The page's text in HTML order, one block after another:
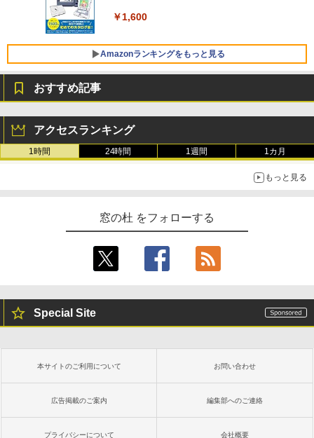
ersonal/Copilotキー搭載/Win 11/15.6型/
Core i5/16GB/SSD 512GB/ホワイト) FM
VWK3E15W_AZ
￥139,880
￥1,600
Amazonランキングをもっと見る
ない、大きな画面で読みやすい、6週間持
続バッテリー、6インチディスプレイ電子
書籍リーダー、マッチャ、16GB、広告な
し
Kindle Paperwhite シグニチャーエディ
るさ自動調整、色調調節ライト、12週間
持続バッテリー、広告なし、メタリック
ブラック
￥27,980
ンチディスプレイ、色調調節ライト、12
週間持続バッテリー、広告なし、ブラッ
おすすめ記事
アクセスランキング
1時間 24時間 1週間 1カ月
もっと見る
窓の杜 をフォローする
Special Site
本サイトのご利用について お問い合わせ
広告掲載のご案内 編集部へのご連絡
プライバシーについて 会社概要